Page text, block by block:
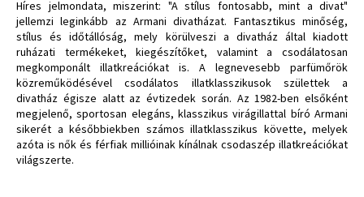
Híres jelmondata, miszerint: "A stílus fontosabb, mint a divat"
jellemzi leginkább az Armani divatházat. Fantasztikus minőség,
stílus és időtállóság, mely körülveszi a divatház által kiadott
ruházati termékeket, kiegészítőket, valamint a csodálatosan
megkomponált illatkreációkat is. A legnevesebb parfümőrök
közreműködésével csodálatos illatklasszikusok születtek a
divatház égisze alatt az évtizedek során. Az 1982-ben elsőként
megjelenő, sportosan elegáns, klasszikus virágillattal bíró Armani
sikerét a későbbiekben számos illatklasszikus követte, melyek
azóta is nők és férfiak millióinak kínálnak csodaszép illatkreációkat
világszerte.